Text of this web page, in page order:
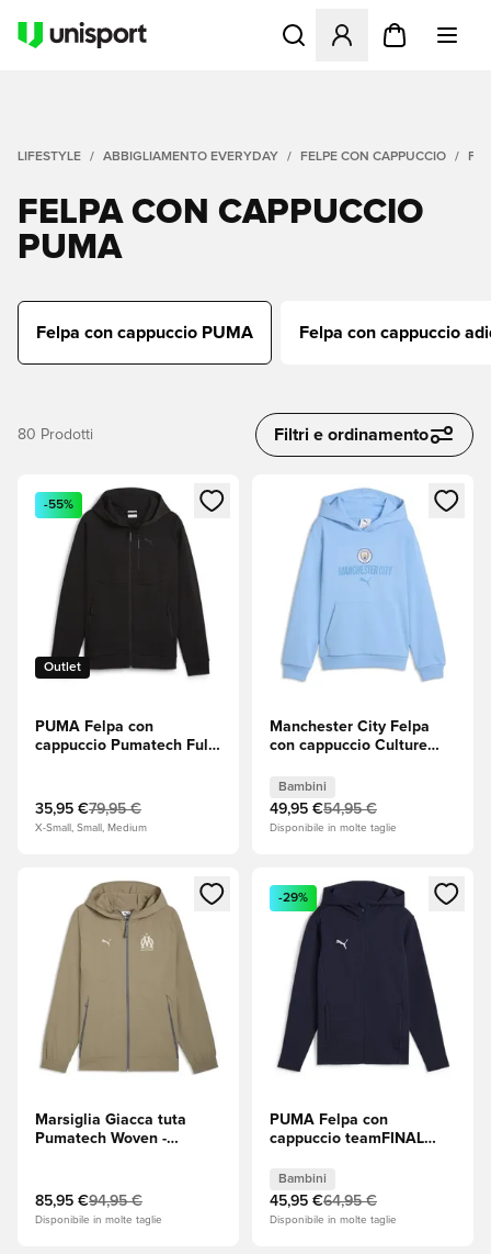
Apre una finestra modale
LIFESTYLE ABBIGLIAMENTO EVERYDAY FELPE CON CAPPUCCIO
FELPA CON CAPPUCCIO
PUMA
Felpa con cappuccio PUMA Felpa con cappuccio
80 Prodotti Filtri e ordinamento
Apre una finestra modale per accedere o registrarsi come
Outlet
-55%
PUMA Felpa con
cappuccio Pumatech Full
35,95 €79,95 €
X-Small, Small, Medium
Apre una finestra modale
Manchester City Felpa
con cappuccio Culture
Bambini
49,95 €54,95 €
Disponibile in molte taglie
Apre una finestra modale per accedere o registrarsi come
Marsiglia Giacca tuta
Pumatech Woven -
85,95 €94,95 €
Disponibile in molte taglie
Apre una finestra modale
-29%
PUMA Felpa con
cappuccio teamFINAL
Navy/Puma Silver
(Argento) Bambini
Bambini
45,95 €64,95 €
Disponibile in molte taglie